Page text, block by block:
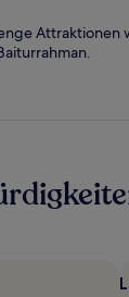
Attraktionen